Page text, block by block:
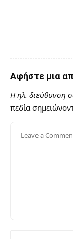
Αφήστε μια
Η ηλ. διεύθυνση
πεδία